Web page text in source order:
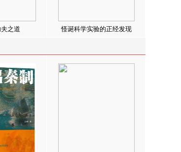
之道 怪诞科学实验的正经发现